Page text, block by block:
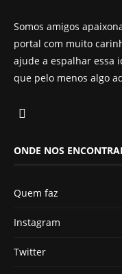
Somos amigos
portal com muito
ajude a espalhar essa
que pelo menos algo
ONDE NOS
Quem faz
Instagram
Twitter